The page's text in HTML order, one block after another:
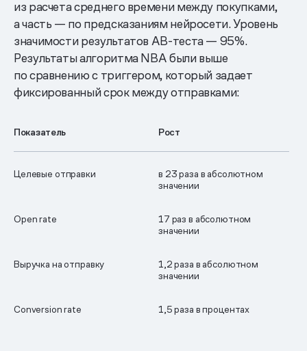
из расчета среднего времени между покупками,
а часть — по предсказаниям нейросети. Уровень
значимости результатов AB-теста — 95%.
Результаты алгоритма NBA были выше
по сравнению с триггером, который задает
фиксированный срок между отправками:
Показатель Рост
Целевые отправки
в 23 раза в абсолютном
значении
Open rate
17 раз в абсолютном
значении
Выручка на отправку
1,2 раза в абсолютном
значении
Conversion rate 1,5 раза в процентах